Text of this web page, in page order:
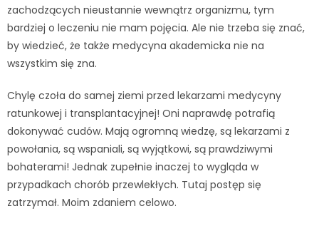
zachodzących nieustannie wewnątrz organizmu, tym
bardziej o leczeniu nie mam pojęcia. Ale nie trzeba się znać,
by wiedzieć, że także medycyna akademicka nie na
wszystkim się zna.
Chylę czoła do samej ziemi przed lekarzami medycyny
ratunkowej i transplantacyjnej! Oni naprawdę potrafią
dokonywać cudów. Mają ogromną wiedzę, są lekarzami z
powołania, są wspaniali, są wyjątkowi, są prawdziwymi
bohaterami! Jednak zupełnie inaczej to wygląda w
przypadkach chorób przewlekłych. Tutaj postęp się
zatrzymał. Moim zdaniem celowo.